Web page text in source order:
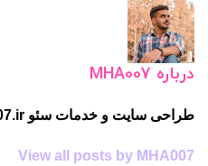
درباره MHA007
طراحی سایت و خدمات سئو https://mha007.ir/ سئو ایرانی
View all posts by MHA007